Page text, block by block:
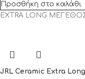
Προσθήκη στο καλάθι
EXTRA LONG
JRL Ceramic Extra